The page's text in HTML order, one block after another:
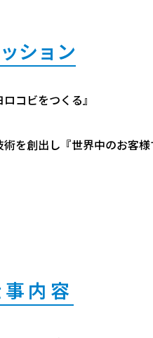
ション
コビをつくる』
を創出し『世界中のお客
事内容